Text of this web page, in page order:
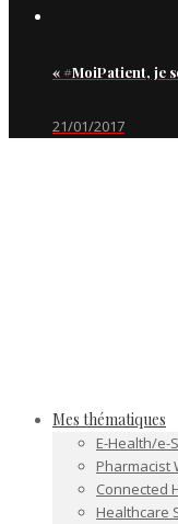
« #MoiPatient, je
21/01/2017
Mes thématiques
E-Health/e-
Pharmacist
Connected
Healthcare